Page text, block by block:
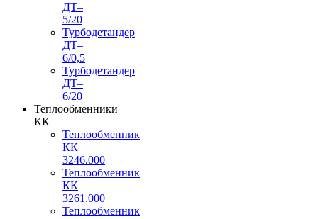
ДТ–
5/20
Турбодетандер
ДТ–
6/0,5
Турбодетандер
ДТ–
6/20
Теплообменники
КК
Теплообменник
КК
3246.000
Теплообменник
КК
3261.000
Теплообменник